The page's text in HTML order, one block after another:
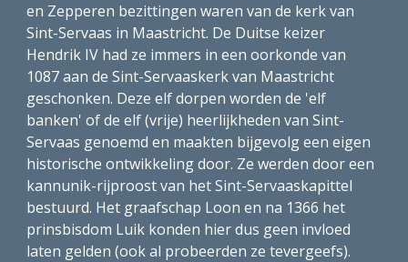
en Zepperen bezittingen waren van de kerk van
Sint-Servaas in Maastricht. De Duitse keizer
Hendrik IV had ze immers in een oorkonde van
1087 aan de Sint-Servaaskerk van Maastricht
geschonken. Deze elf dorpen worden de 'elf
banken' of de elf (vrije) heerlijkheden van Sint-
Servaas genoemd en maakten bijgevolg een eigen
historische ontwikkeling door. Ze werden door een
kannunik-rijproost van het Sint-Servaaskapittel
bestuurd. Het graafschap Loon en na 1366 het
prinsbisdom Luik konden hier dus geen invloed
laten gelden (ook al probeerden ze tevergeefs).